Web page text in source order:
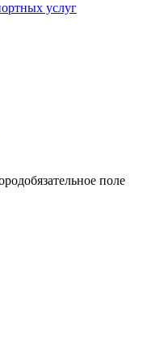
услуг
обязательное поле